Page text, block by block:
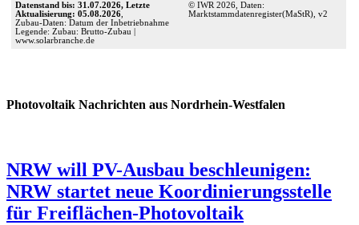
Datenstand bis: 31.07.2026, Letzte
Aktualisierung: 05.08.2026
Zubau-Daten: Datum der Inbetriebnahme
Legende: Zubau: Brutto-Zubau |
www.solarbranche.de
© IWR 2026, Daten:
Marktstammdatenregister(MaStR), v2
Photovoltaik Nachrichten aus Nordrhein-Westfalen
NRW will PV-Ausbau beschleunigen:
NRW startet neue Koordinierungsstelle
für Freiflächen-Photovoltaik